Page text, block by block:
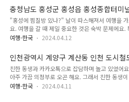
어서 숙박비를 잘 해결했어요. 서산시에서 해미면
구경한 후, 홍성으로 버스 ..
혼자 계양구를 돌아다니며 골목길 영상을 촬영하고
만나서 점심을 먹은 후 같이 돌아다니며 또 계양구
획이었어요. 늦잠 잤다! 원래는 매우 일찍 출발할
경기도 의정부시에서 인천광역시 계양구를 대중교
면 한참 가야 해요. 서울을 완전히 관통해서 지나가
에 위치한 지역이에요. 그렇기 때문에 수도권 전철
구간을 전부 지나가야 했어요. 이것..
충청남도 홍성군 홍성읍 홍성종합터미
24시간 찜질방 서울스포렉스
"홍성에 찜질방 있나?" 날이 따스해져서 여행을
요. 여행을 갈 때 제일 중요한 것은 숙박 문제에요.
행 갈 때는 숙박 문제가 여행의 만족도 문제를 떠나
비는 부담이 상당히 크거든요. 저는 잠귀가 매우 어
어디에서나 잠을 잘 자요. 그리고 잠자리를 가리지
기 때문에 여행 갈 때 숙박업소에 들어가서 자는
에서 자는 것을 훨씬 더 선호해요. 찜질방 숙박 비
보다 가격이 저렴하고, 덤으로 찜질방 비용에는 사
여행-한국 2024.04.12
인천광역시 계양구 계산동 인천 도시철
경인교대입구역 재래시장 계산시장
친한 동생과 카카오톡으로 잡담하며 놀고 있었어
아주 가끔 의정부로 오곤 해요. 그래서 친한 동생
때 맞춰서 날 잡아서 한 번 만나자고 이야기했어요.
여행-한국 2024.04.11